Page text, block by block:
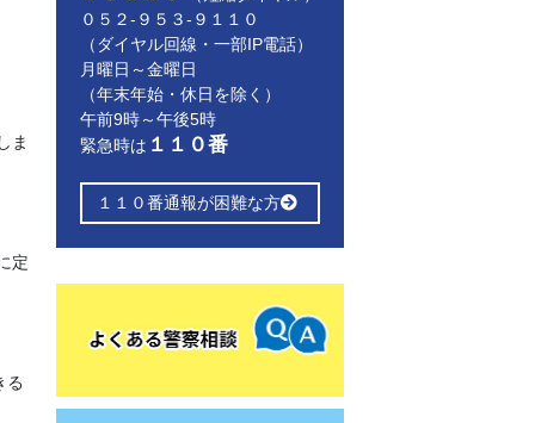
０５２-９５３-９１１０
（ダイヤル回線・一部IP電話）
月曜日～金曜日
（年末年始・休日を除く）
午前9時～午後5時
緊急時は １１０番
１１０番通報が困難な方
ま
定
る